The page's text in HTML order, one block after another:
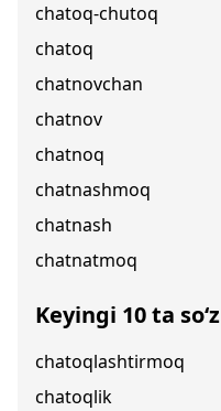
chatoq-chutoq
chatoq
chatnovchan
chatnov
chatnoq
chatnashmoq
chatnash
chatnatmoq
Keyingi 10 ta so‘z
chatoqlashtirmoq
chatoqlik